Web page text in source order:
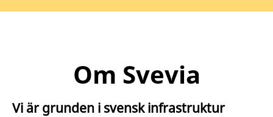
Om Svevia
Vi är grunden i svensk infrastruktur